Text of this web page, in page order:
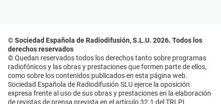
© Sociedad Española de Radiodifusión, S.L.U. 2026. Todos los
derechos reservados
© Quedan reservados todos los derechos tanto sobre programas
radiofónicos y las obras y prestaciones que formen parte de ellos,
como sobre los contenidos publicados en esta página web.
Sociedad Española de Radiodifusión SLU ejerce la oposición
expresa frente al uso de sus obras y prestaciones en la elaboración
de revistas de prensa prevista en el artículo 32.1 del TRLPI.